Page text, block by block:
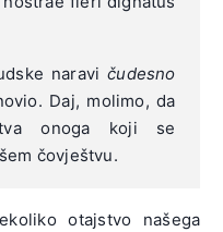
naravičudesno
Daj, molimo, da
onoga koji se
čovještvu.
otajstvo našega